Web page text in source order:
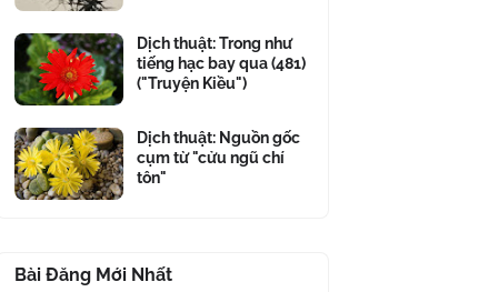
Dịch thuật: Trong như
tiếng hạc bay qua (481)
("Truyện Kiều")
Dịch thuật: Nguồn gốc
cụm từ "cửu ngũ chí
tôn"
Bài Đăng Mới Nhất